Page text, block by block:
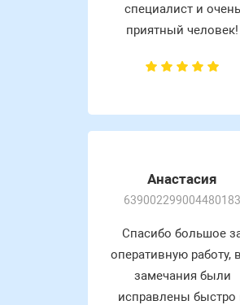
специалист и очень
приятный человек!
Анастасия
639002299004480183
Спасибо большое
оперативную работу,
замечания были
исправлены быстро